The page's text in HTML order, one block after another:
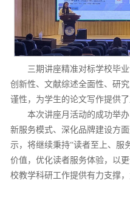
三期讲座精准对标学校毕
创新性、文献综述全面性、研
谨性，为学生的论文写作提供
本次讲座月活动的成功举
新服务模式、深化品牌建设方
示，将继续秉持“读者至上、服
价值，优化读者服务体验，以
校教学科研工作提供有力支撑